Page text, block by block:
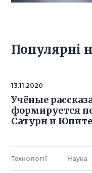
Популярнi
13.11.2020
Учёные
формируется
Сатурн и
Технології Наука